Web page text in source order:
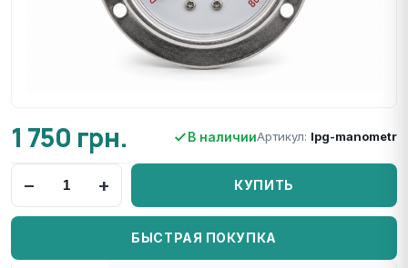
1 750 грн. В наличииАртикул: lpg-manometr
− + КУПИТЬ
БЫСТРАЯ ПОКУПКА